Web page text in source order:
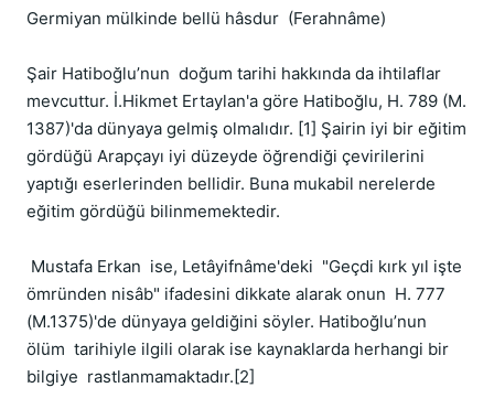
Germiyan mülkinde bellü hâsdur  (Ferahnâme)
Şair Hatiboğlu’nun  doğum tarihi hakkında da ihtilaflar
mevcuttur. İ.Hikmet Ertaylan'a göre Hatiboğlu, H. 789 (M.
1387)'da dünyaya gelmiş olmalıdır. [1] Şairin iyi bir eğitim
gördüğü Arapçayı iyi düzeyde öğrendiği çevirilerini
yaptığı eserlerinden bellidir. Buna mukabil nerelerde
eğitim gördüğü bilinmemektedir.
ömründen nisâb" ifadesini dikkate alarak onun  H. 777
(M.1375)'de dünyaya geldiğini söyler. Hatiboğlu’nun
ölüm  tarihiyle ilgili olarak ise kaynaklarda herhangi bir
bilgiye  rastlanmamaktadır.[2]